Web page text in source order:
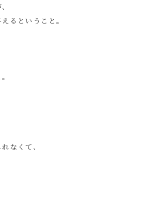
るということ。
なくて、